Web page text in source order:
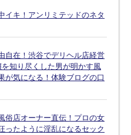
イキ！アンリミテッドのネタ
自在！渋谷でデリヘル店経営
知り尽くした男が明かす風
が気になる！体験ブログの口
俗店オーナー直伝！プロの女
ったように淫乱になるセック